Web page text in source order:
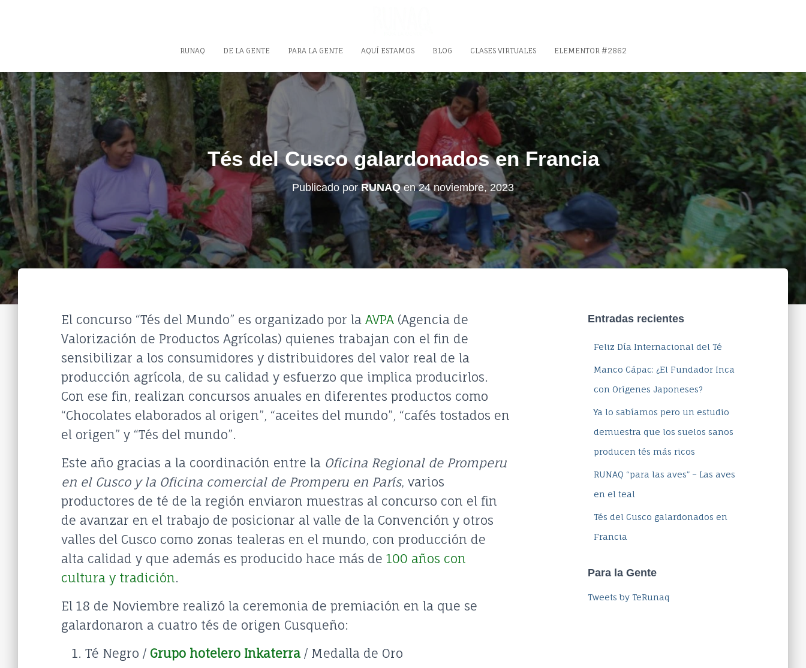
RUNAQ DE LA GENTE PARA LA GENTE AQUÍ ESTAMOS BLOG CLASES VIRTUALES ELEMENTOR #2862
Tés del Cusco galardonados en Francia
Publicado porRUNAQen24 noviembre, 2023
El concurso “Tés del Mundo” es organizado por la AVPA (Agencia de
Valorización de Productos Agrícolas) quienes trabajan con el fin de
sensibilizar a los consumidores y distribuidores del valor real de la
producción agrícola, de su calidad y esfuerzo que implica producirlos.
Con ese fin, realizan concursos anuales en diferentes productos como
“Chocolates elaborados al origen”, “aceites del mundo”, “cafés tostados en
el origen” y “Tés del mundo”.
Este año gracias a la coordinación entre la Oficina Regional de Promperu
en el Cusco y la Oficina comercial de Promperu en París, varios
productores de té de la región enviaron muestras al concurso con el fin
de avanzar en el trabajo de posicionar al valle de la Convención y otros
valles del Cusco como zonas tealeras en el mundo, con producción de
alta calidad y que además es producido hace más de 100 años con
cultura y tradición.
El 18 de Noviembre realizó la ceremonia de premiación en la que se
galardonaron a cuatro tés de origen Cusqueño:
Té Negro / Grupo hotelero Inkaterra / Medalla de Oro
Entradas recientes
Feliz Día Internacional del Té
Manco Cápac: ¿El Fundador Inca
con Orígenes Japoneses?
Ya lo sabíamos pero un estudio
demuestra que los suelos sanos
producen tés más ricos
RUNAQ “para las aves” – Las aves
en el teal
Tés del Cusco galardonados en
Francia
Para la Gente
Tweets by TeRunaq